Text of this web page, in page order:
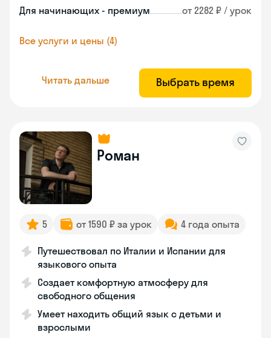
Для начинающих - премиум от 2282 ₽ / урок
Все услуги и цены (4)
Читать дальше Выбрать время
Роман
5 от 1590 ₽ за урок 4 года опыта
Путешествовал по Италии и Испании для
языкового опыта
Создает комфортную атмосферу для
свободного общения
Умеет находить общий язык с детьми и
взрослыми